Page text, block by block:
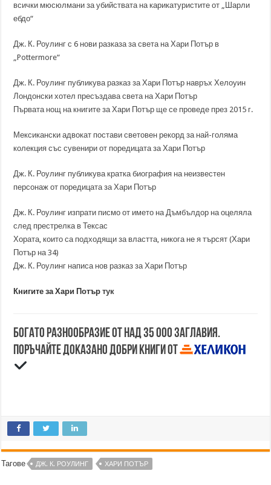
всички мюсюлмани за убийствата на карикатуристите от „Шарли
ебдо“
Дж. К. Роулинг с 6 нови разказа за света на Хари Потър в
„Pottermore“
Дж. К. Роулинг публикува разказ за Хари Потър навръх Хелоуин
Лондонски хотел пресъздава света на Хари Потър
Първата нощ на книгите за Хари Потър ще се проведе през 2015 г.
Мексикански адвокат постави световен рекорд за най-голяма
колекция със сувенири от поредицата за Хари Потър
Дж. К. Роулинг публикува кратка биография на неизвестен
персонаж от поредицата за Хари Потър
Дж. К. Роулинг изпрати писмо от името на Дъмбълдор на оцеляла
след престрелка в Тексас
Хората, които са подходящи за властта, никога не я търсят (Хари
Потър на 34)
Дж. К. Роулинг написа нов разказ за Хари Потър
Книгите за Хари Потъртук
Богато разнообразие от над 35 000 заглавия.
Поръчайте доказано добри книги от
Тагове ДЖ. К. РОУЛИНГ ХАРИ ПОТЪР